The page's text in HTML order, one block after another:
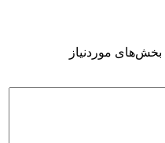
بخش‌های موردنیاز